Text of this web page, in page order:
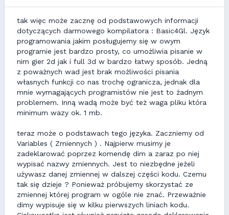
tak więc może zacznę od podstawowych informacji
dotyczących darmowego kompilatora : Basic4Gl. Język
programowania jakim posługujemy się w owym
programie jest bardzo prosty, co umożliwia pisanie w
nim gier 2d jak i full 3d w bardzo łatwy sposób. Jedną
z poważnych wad jest brak możliwości pisania
własnych funkcji co nas trochę ogranicza, jednak dla
mnie wymagających programistów nie jest to żadnym
problemem. Inną wadą może być też waga pliku która
minimum wazy ok. 1 mb.
teraz może o podstawach tego języka. Zaczniemy od
Variables ( Zmiennych ) . Najpierw musimy je
zadeklarować poprzez komendę dim a zaraz po niej
wypisać nazwy zmiennych. Jest to niezbędne jeżeli
używasz danej zmiennej w dalszej części kodu. Czemu
tak się dzieje ? Ponieważ próbujemy skorzystać ze
zmiennej której program w ogóle nie znać. Przeważnie
dimy wypisuje się w kilku pierwszych liniach kodu.